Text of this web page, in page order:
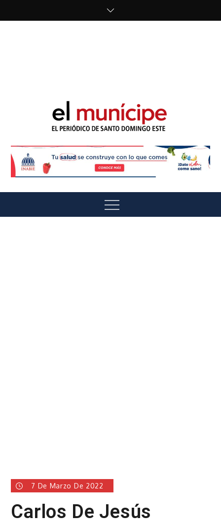
El Munícipe
Menu
7 De Marzo De 2022
Carlos De Jesús